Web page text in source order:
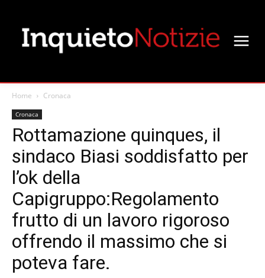
Home Cronaca
Cronaca
Rottamazione quinques, il
sindaco Biasi soddisfatto per
l’ok della
Capigruppo:Regolamento
frutto di un lavoro rigoroso
offrendo il massimo che si
poteva fare.